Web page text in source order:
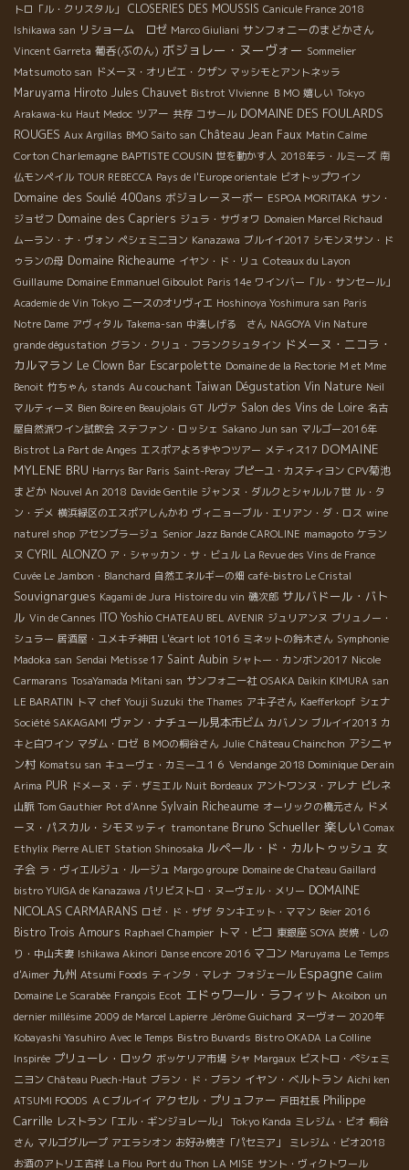
トロ「ル・クリスタル」
CLOSERIES DES MOUSSIS Canicule France 2018
Ishikawa san リショーム ロゼ Marco Giuliani サンフォニーのまどかさん
Vincent Garreta 葡呑(ぶのん) ボジョレー・ヌーヴォー Sommelier
Matsumoto san ドメーヌ・オリビエ・クザン マッシモとアントネッラ
Maruyama Hiroto Jules Chauvet Bistrot VIvienne ＢＭО 嬉しい Tokyo
Arakawa-ku Haut Medoc ツアー 共存 コサール DOMAINE DES FOULARDS
ROUGES Aux Argillas BMO Saito san Château Jean Faux Matin Calme
Corton Charlemagne BAPTISTE COUSIN 世を動かす人 2018年ラ・ルミーズ 南
仏モンペイル TOUR REBECCA Pays de l'Europe orientale ビオトップワイン
Domaine des Soulié 400ans ボジョレーヌーボー ESPOA MORITAKA サン・
ジョゼフ Domaine des Capriers ジュラ・サヴォワ Domaien Marcel Richaud
ムーラン・ナ・ヴォン ペシェミニヨン Kanazawa ブルイイ2017 シモンヌサン・ド
ゥランの母 Domaine Richeaume イヤン・ド・リュ Coteaux du Layon
Guillaume Domaine Emmanuel Giboulot Paris 14e ワインバー「ル・サンセール」
Academie de Vin Tokyo ニースのオリヴィエ Hoshinoya Yoshimura san Paris
Notre Dame アヴィタル Takema-san 中湊しげる さん NAGOYA Vin Nature
grande dégustation グラン・クリュ・フランクシュタイン ドメーヌ・ニコラ・
カルマラン Le Clown Bar Escarpolette Domaine de la Rectorie M et Mme
Benoit 竹ちゃん stands Au couchant Taiwan Dégustation Vin Nature Neil
マルティーヌ Bien Boire en Beaujolais GT ルヴァ Salon des Vins de Loire 名古
屋自然派ワイン試飲会 ステファン・ロッシェ Sakano Jun san マルゴー2016年
Bistrot La Part de Anges エスポアよろずやつツアー メティス17 DOMAINE
MYLENE BRU Harrys Bar Paris Saint-Peray プピーユ・カスティヨン CPV菊池
まどか Nouvel An 2018 Davide Gentile ジャンヌ・ダルクとシャルル７世 ル・タ
ン・デメ 横浜緑区のエスポアしんかわ ヴィニョーブル・エリアン・ダ・ロス wine
naturel shop アセンブラージュ Senior Jazz Bande CAROLINE mamagoto ケラン
ヌ CYRIL ALONZO ア・シャッカン・サ・ビュル La Revue des Vins de France
Cuvée Le Jambon・Blanchard 自然エネルギーの畑 café-bistro Le Cristal
Souvignargues Kagami de Jura Histoire du vin 磯次郎 サルバドール・バト
ル Vin de Cannes ITO Yoshio CHATEAU BEL AVENIR ジュリアンヌ ブリュノー・
シュラー 居酒屋・ユメキチ神田 L'écart lot 1016 ミネットの鈴木さん Symphonie
Madoka san Sendai Metisse 17 Saint Aubin シャトー・カンボン2017 Nicole
Carmarans TosaYamada Mitani san サンフォニー社 OSAKA Daikin KIMURA san
LE BARATIN トマ chef Youji Suzuki the Thames アキ子さん Kaefferkopf シェナ
Société SAKAGAMI ヴァン・ナチュール見本市ビム カバノン ブルイイ2013 カ
キと白ワイン マダム・ロゼ ＢＭОの桐谷さん Julie Château Chainchon アシニャ
ン村 Komatsu san キューヴェ・カミーユ１６ Vendange 2018 Dominique Derain
Arima PUR ドメーヌ・デ・ザミエル Nuit Bordeaux アントワンヌ・アレナ ピレネ
山脈 Tom Gauthier Pot d'Anne Sylvain Richeaume オーリックの橋元さん ドメ
ーヌ・パスカル・シモヌッティ tramontane Bruno Schueller 楽しい Comax
Ethylix Pierre ALIET Station Shinosaka ルペール・ド・カルトゥッシュ 女
子会 ラ・ヴィエルジュ・ルージュ Margo groupe Domaine de Chateau Gaillard
bistro YUIGA de Kanazawa パリビストロ・ヌーヴェル・メリー DOMAINE
NICOLAS CARMARANS ロゼ・ド・ザザ タンキエット・ママン Beier 2016
Bistro Trois Amours Raphael Champier トマ・ピコ 東銀座 SOYA 炭焼・しの
り・中山夫妻 Ishikawa Akinori Danse encore 2016 マコン Maruyama Le Temps
d'Aimer 九州 Atsumi Foods ティンタ・マレナ フォジェール Espagne Calim
Domaine Le Scarabée François Ecot エドゥワール・ラフィット Akoibon un
dernier millésime 2009 de Marcel Lapierre Jérôme Guichard ヌーヴォー 2020年
Kobayashi Yasuhiro Avec le Temps Bistro Buvards Bistro OKADA La Colline
Inspirée プリューレ・ロック ボッケリア市場 シャ Margaux ビストロ・ペシェミ
ニヨン Château Puech-Haut ブラン・ド・ブラン イヤン・ベルトラン Aichi ken
ATSUMI FOODS ＡＣブルイイ アクセル・プリュファー 戸田社長 Philippe
Carrille レストラン「エル・ギンジョレール」 Tokyo Kanda ミレジム・ビオ 桐谷
さん マルゴグループ アエラシオン お好み焼き「パセミア」
ミレジム・ビオ2018
お酒のアトリエ吉祥 La Flou Port du Thon LA MISE サント・ヴィクトワール